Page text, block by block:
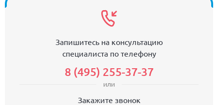
Запишитесь на консультацию
специалиста по телефону
8 (495) 255-37-37
или
Закажите звонок